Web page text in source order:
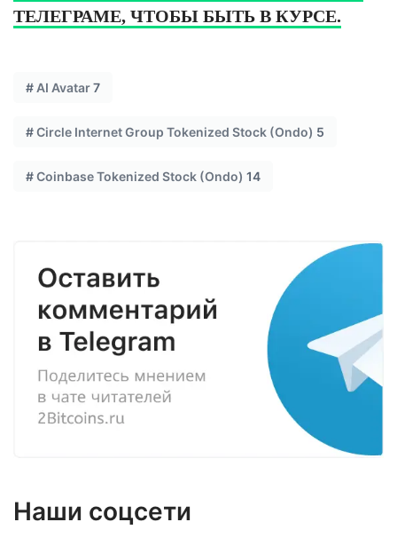
ТЕЛЕГРАМЕ, ЧТОБЫ БЫТЬ В КУРСЕ.
# AI Avatar7
#Circle Internet Group Tokenized Stock (Ondo) 5
#Coinbase Tokenized Stock (Ondo) 14
Наши соцсети